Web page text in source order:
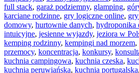
full stack, garaż podziemny, glamping,
karciane rodzinne, gry logiczne online,
domowy, hurtownie danych, hydroponika
intuicyjne, jesienne wyjazdy, jeziora w
kemping rodzinny, kempingi nad morzem,
przemocy, koncentracja, konkursy,
kuchnia campingowa, kuchnia czeska,
kuchnia peruwiańska, kuchnia portugalska,